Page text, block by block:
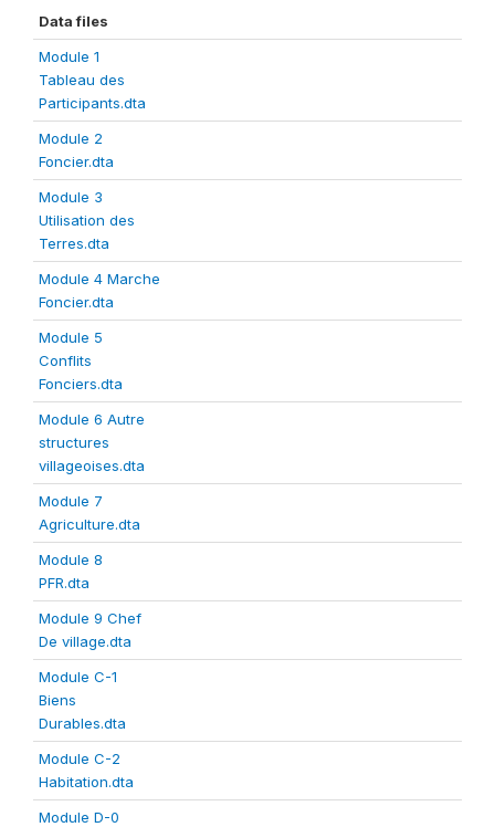
Data files
Module 1
Tableau des
Participants.dta
Module 2
Foncier.dta
Module 3
Utilisation des
Terres.dta
Module 4 Marche
Foncier.dta
Module 5
Conflits
Fonciers.dta
Module 6 Autre
structures
villageoises.dta
Module 7
Agriculture.dta
Module 8
PFR.dta
Module 9 Chef
De village.dta
Module C-1
Biens
Durables.dta
Module C-2
Habitation.dta
Module D-0